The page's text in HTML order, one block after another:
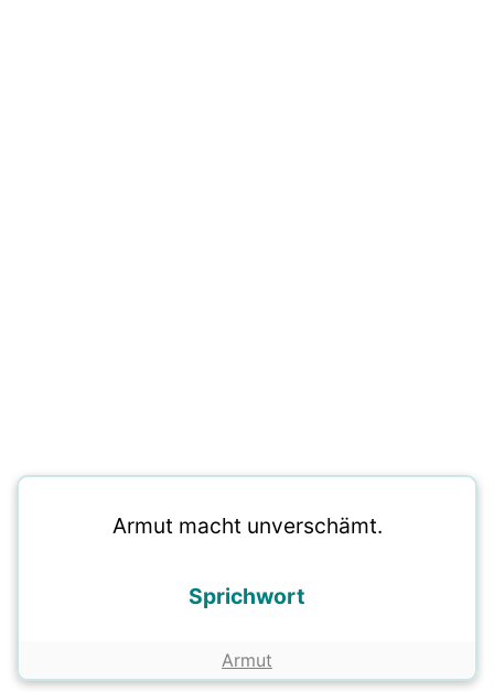
Armut macht unverschämt.
Sprichwort
Armut